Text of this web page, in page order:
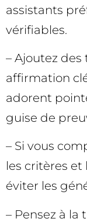
assistants
vérifiables.
– Ajoutez
affirmation
adorent
guise de
– Si vous
les critères et
éviter les
– Pensez à